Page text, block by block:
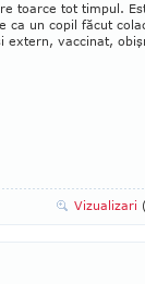
toarce tot timpul.
ca un copil făcut
extern, vaccinat,
Vizualizari